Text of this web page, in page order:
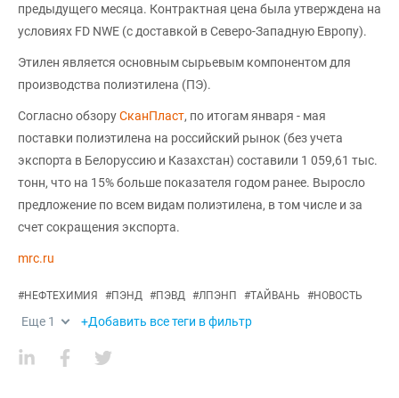
предыдущего месяца. Контрактная цена была утверждена на
условиях FD NWE (с доставкой в Северо-Западную Европу).
Этилен является основным сырьевым компонентом для
производства полиэтилена (ПЭ).
Согласно обзоруСканПласт, по итогам января - мая
поставки полиэтилена на российский рынок (без учета
экспорта в Белоруссию и Казахстан) составили 1 059,61 тыс.
тонн, что на 15% больше показателя годом ранее. Выросло
предложение по всем видам полиэтилена, в том числе и за
счет сокращения экспорта.
mrc.ru
#НЕФТЕХИМИЯ #ПЭНД #ПЭВД #ЛПЭНП #ТАЙВАНЬ #НОВОСТЬ
Еще 1 +Добавить все теги в фильтр